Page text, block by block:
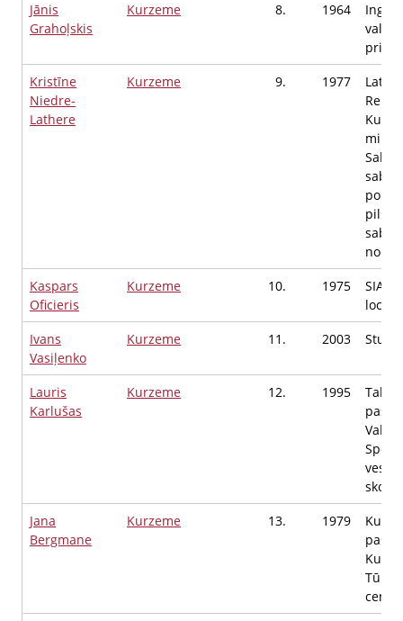
Jānis
Grahoļskis
Kurzeme 8. 1964
Ingrid
valdes
Kristīne
Niedre-
Lathere
Kurzeme 9. 1977
Kaspars
Oficieris
Kurzeme 10. 1975
SIA
Ivans
Vasiļenko
Kurzeme 11. 2003
Lauris
Karlušas
Kurzeme 12. 1995
Talsu
Jana
Bergmane
Kurzeme 13. 1979